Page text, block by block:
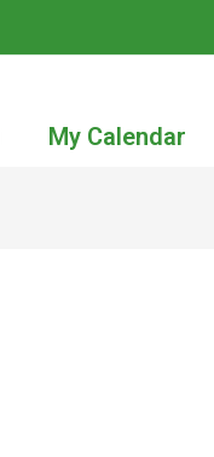
My Calendar